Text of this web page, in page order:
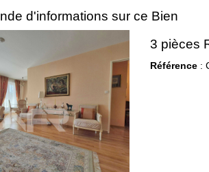
d'informations sur ce Bien
3 pièces
Référence: